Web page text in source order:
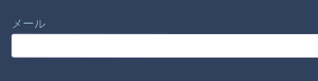
メール